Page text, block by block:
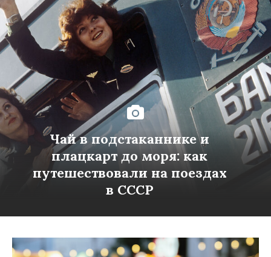
Чай в подстаканнике и
плацкарт до моря: как
путешествовали на поездах
в СССР